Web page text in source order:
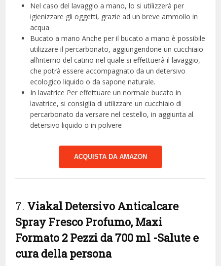
Nel caso del lavaggio a mano, lo si utilizzerà per
igienizzare gli oggetti, grazie ad un breve ammollo in
acqua
Bucato a mano Anche per il bucato a mano è possibile
utilizzare il percarbonato, aggiungendone un cucchiaio
all’interno del catino nel quale si effettuerà il lavaggio,
che potrà essere accompagnato da un detersivo
ecologico liquido o da sapone naturale.
In lavatrice Per effettuare un normale bucato in
lavatrice, si consiglia di utilizzare un cucchiaio di
percarbonato da versare nel cestello, in aggiunta al
detersivo liquido o in polvere
ACQUISTA DA AMAZON
7. Viakal Detersivo Anticalcare
Spray Fresco Profumo, Maxi
Formato 2 Pezzi da 700 ml -Salute e
cura della persona